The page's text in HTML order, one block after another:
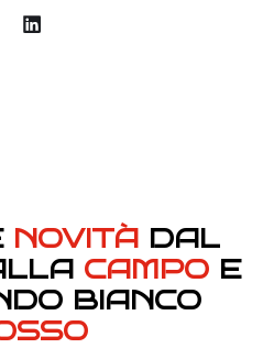
NOVITÀ DAL
CAMPO E
BIANCO